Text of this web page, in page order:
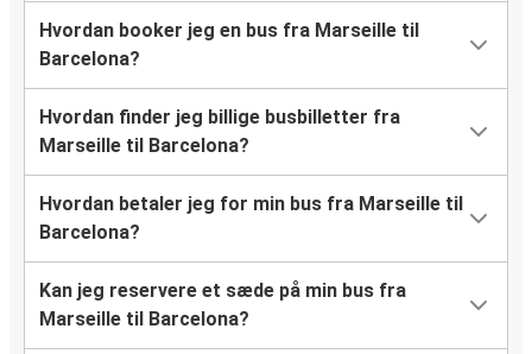
Hvordan booker jeg en bus fra Marseille til
Barcelona?
Hvordan finder jeg billige busbilletter fra
Marseille til Barcelona?
Hvordan betaler jeg for min bus fra Marseille til
Barcelona?
Kan jeg reservere et sæde på min bus fra
Marseille til Barcelona?